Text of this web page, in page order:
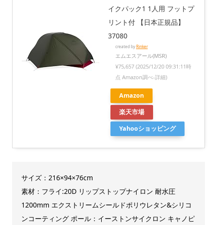
イクパック1 1人用 フットプ
リント付 【日本正規品】
37080
created byRinker
エムエスアール(MSR)
¥75,657 (2025/12/20 09:31:11時
点 Amazon調べ-詳細)
Amazon
楽天市場
Yahooショッピング
サイズ：216×94×76cm
素材：フライ:20D リップストップナイロン 耐水圧
1200mm エクストリームシールドポリウレタン&シリコ
ンコーティング ポール：イーストンサイクロン キャノピ